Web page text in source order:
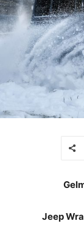
Jeep